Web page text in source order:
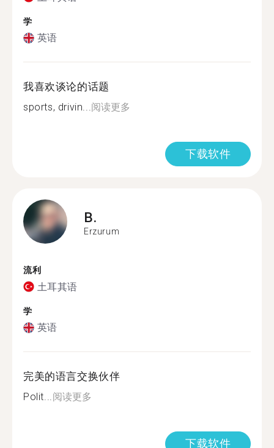
学
英语
我喜欢谈论的话题
sports, drivin...阅读更多
下载软件
B.
Erzurum
流利
土耳其语
学
英语
完美的语言交换伙伴
Polit...阅读更多
下载软件